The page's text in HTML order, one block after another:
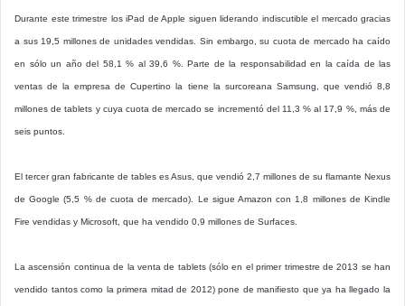
Durante este trimestre los iPad de Apple siguen liderando indiscutible el mercado gracias
a sus 19,5 millones de unidades vendidas. Sin embargo, su cuota de mercado ha caído
en sólo un año del 58,1 % al 39,6 %. Parte de la responsabilidad en la caída de las
ventas de la empresa de Cupertino la tiene la surcoreana Samsung, que vendió 8,8
millones de tablets y cuya cuota de mercado se incrementó del 11,3 % al 17,9 %, más de
seis puntos.
El tercer gran fabricante de tables es Asus, que vendió 2,7 millones de su flamante Nexus
de Google (5,5 % de cuota de mercado). Le sigue Amazon con 1,8 millones de Kindle
Fire vendidas y Microsoft, que ha vendido 0,9 millones de Surfaces.
La ascensión continua de la venta de tablets (sólo en el primer trimestre de 2013 se han
vendido tantos como la primera mitad de 2012) pone de manifiesto que ya ha llegado la